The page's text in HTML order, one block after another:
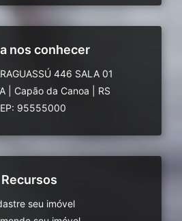
nos conhecer
446 SALA 01
Capão da Canoa
RS
95555000
Recursos
seu imóvel